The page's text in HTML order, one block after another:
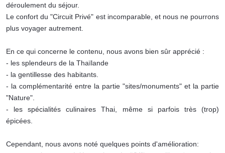
déroulement du séjour.
Le confort du "Circuit Privé" est incomparable, et nous ne pourrons
plus voyager autrement.
En ce qui concerne le contenu, nous avons bien sûr apprécié :
- les splendeurs de la Thaïlande
- la gentillesse des habitants.
- la complémentarité entre la partie "sites/monuments" et la partie
"Nature".
- les spécialités culinaires Thai, même si parfois très (trop)
épicées.
Cependant, nous avons noté quelques points d'amélioration: